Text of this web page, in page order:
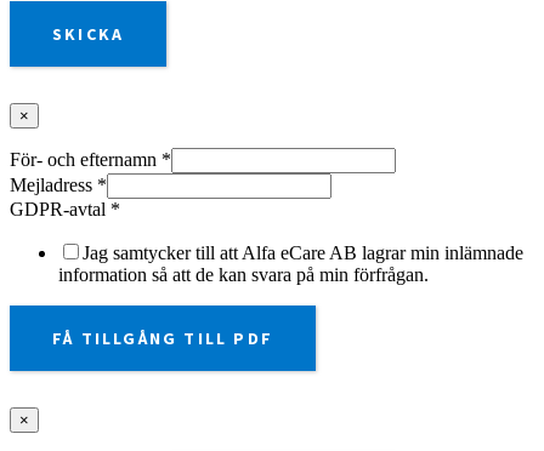
SKICKA
×
För- och efternamn *
Mejladress *
GDPR-avtal *
Jag samtycker till att Alfa eCare AB lagrar min inlämnade
information så att de kan svara på min förfrågan.
FÅ TILLGÅNG TILL PDF
×